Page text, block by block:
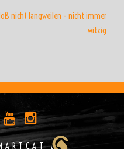
nicht langweilen – nicht immer
witzig